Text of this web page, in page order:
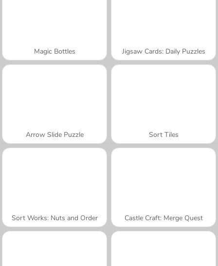
Magic Bottles Jigsaw Cards: Daily Puzzles
Arrow Slide Puzzle Sort Tiles
Sort Works: Nuts and Order Castle Craft: Merge Quest